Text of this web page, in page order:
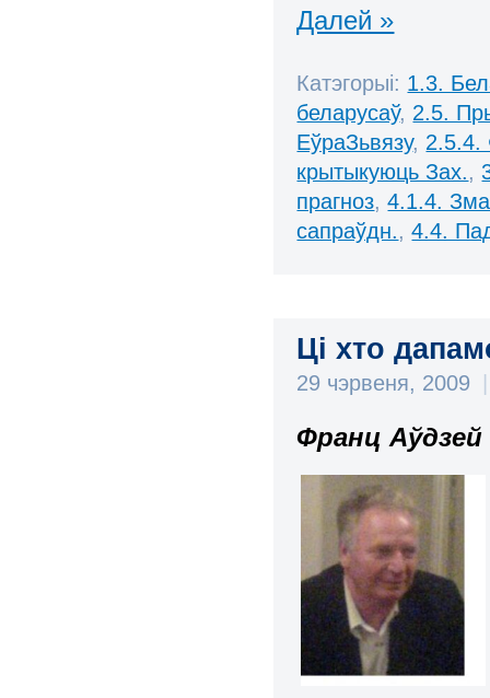
Далей »
Катэгорыі: 1.3.
беларусаў, 2.5.
ЕўраЗьвязу, 2.5.4.
крытыкуюць Зах.,
прагноз,4.1.4.
сапраўдн.,4.4.
Ці хто
29 чэрвеня, 2009
Франц Аўдзей